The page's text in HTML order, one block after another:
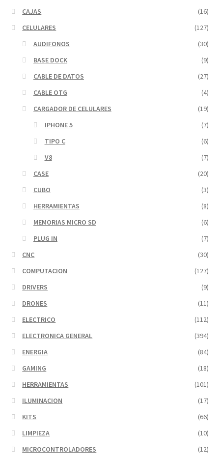
CAJAS
(16)
CELULARES
(127)
AUDIFONOS
(30)
BASE DOCK
(9)
CABLE DE DATOS
(27)
CABLE OTG
(4)
CARGADOR DE CELULARES
(19)
IPHONE 5
(7)
TIPO C
(6)
V8
(7)
CASE
(20)
CUBO
(3)
HERRAMIENTAS
(8)
MEMORIAS MICRO SD
(6)
PLUG IN
(7)
CNC
(30)
COMPUTACION
(127)
DRIVERS
(9)
DRONES
(11)
ELECTRICO
(112)
ELECTRONICA GENERAL
(394)
ENERGIA
(84)
GAMING
(18)
HERRAMIENTAS
(101)
ILUMINACION
(17)
KITS
(66)
LIMPIEZA
(10)
MICROCONTROLADORES
(12)